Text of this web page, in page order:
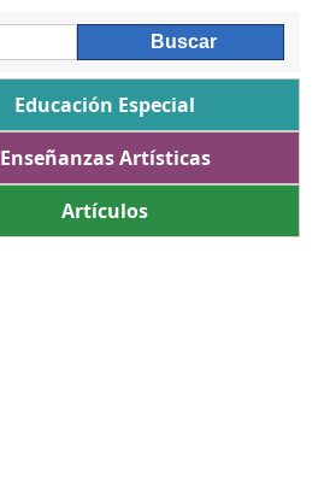
Educación Especial
Enseñanzas Artísticas
Artículos